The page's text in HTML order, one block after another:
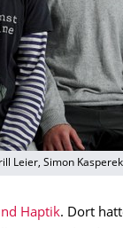
Leier, Simon Kasperek
Haptik. Dort